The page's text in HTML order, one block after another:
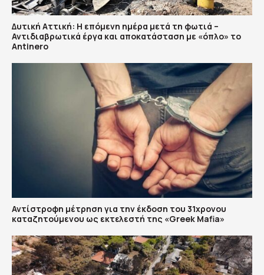
Δυτική Αττική: Η επόμενη ημέρα μετά τη φωτιά –
Αντιδιαβρωτικά έργα και αποκατάσταση με «όπλο» το
Antinero
Αντίστροφη μέτρηση για την έκδοση του 31χρονου
καταζητούμενου ως εκτελεστή της «Greek Mafia»